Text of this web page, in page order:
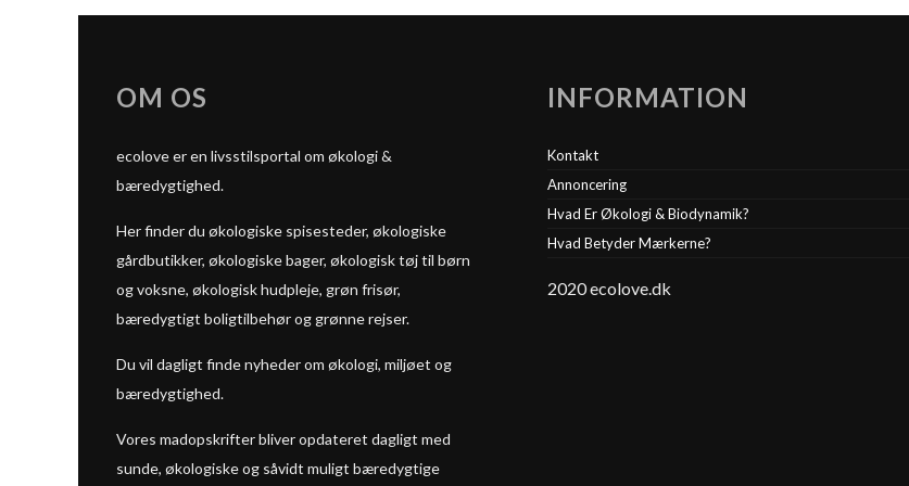
OM OS
ecolove er en livsstilsportal om økologi &
bæredygtighed.
Her finder du økologiske spisesteder, økologiske
gårdbutikker, økologiske bager, økologisk tøj til børn
og voksne, økologisk hudpleje, grøn frisør,
bæredygtigt boligtilbehør og grønne rejser.
Du vil dagligt finde nyheder om økologi, miljøet og
bæredygtighed.
Vores madopskrifter bliver opdateret dagligt med
sunde, økologiske og såvidt muligt bæredygtige
INFORMATION
Kontakt
Annoncering
Hvad Er Økologi & Biodynamik?
Hvad Betyder Mærkerne?
2020 ecolove.dk